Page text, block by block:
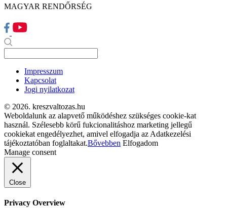
MAGYAR RENDŐRSÉG
Impresszum
Kapcsolat
Jogi nyilatkozat
© 2026. kreszvaltozas.hu
Weboldalunk az alapvető működéshez szükséges cookie-kat
használ. Szélesebb körű fukcionalitáshoz marketing jellegű
cookiekat engedélyezhet, amivel elfogadja az Adatkezelési
tájékoztatóban foglaltakat.Bővebben Elfogadom
Manage consent
Close
Privacy Overview